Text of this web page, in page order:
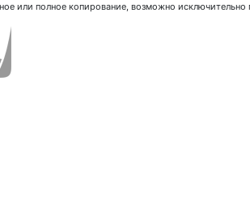
или полное копирование, возможно